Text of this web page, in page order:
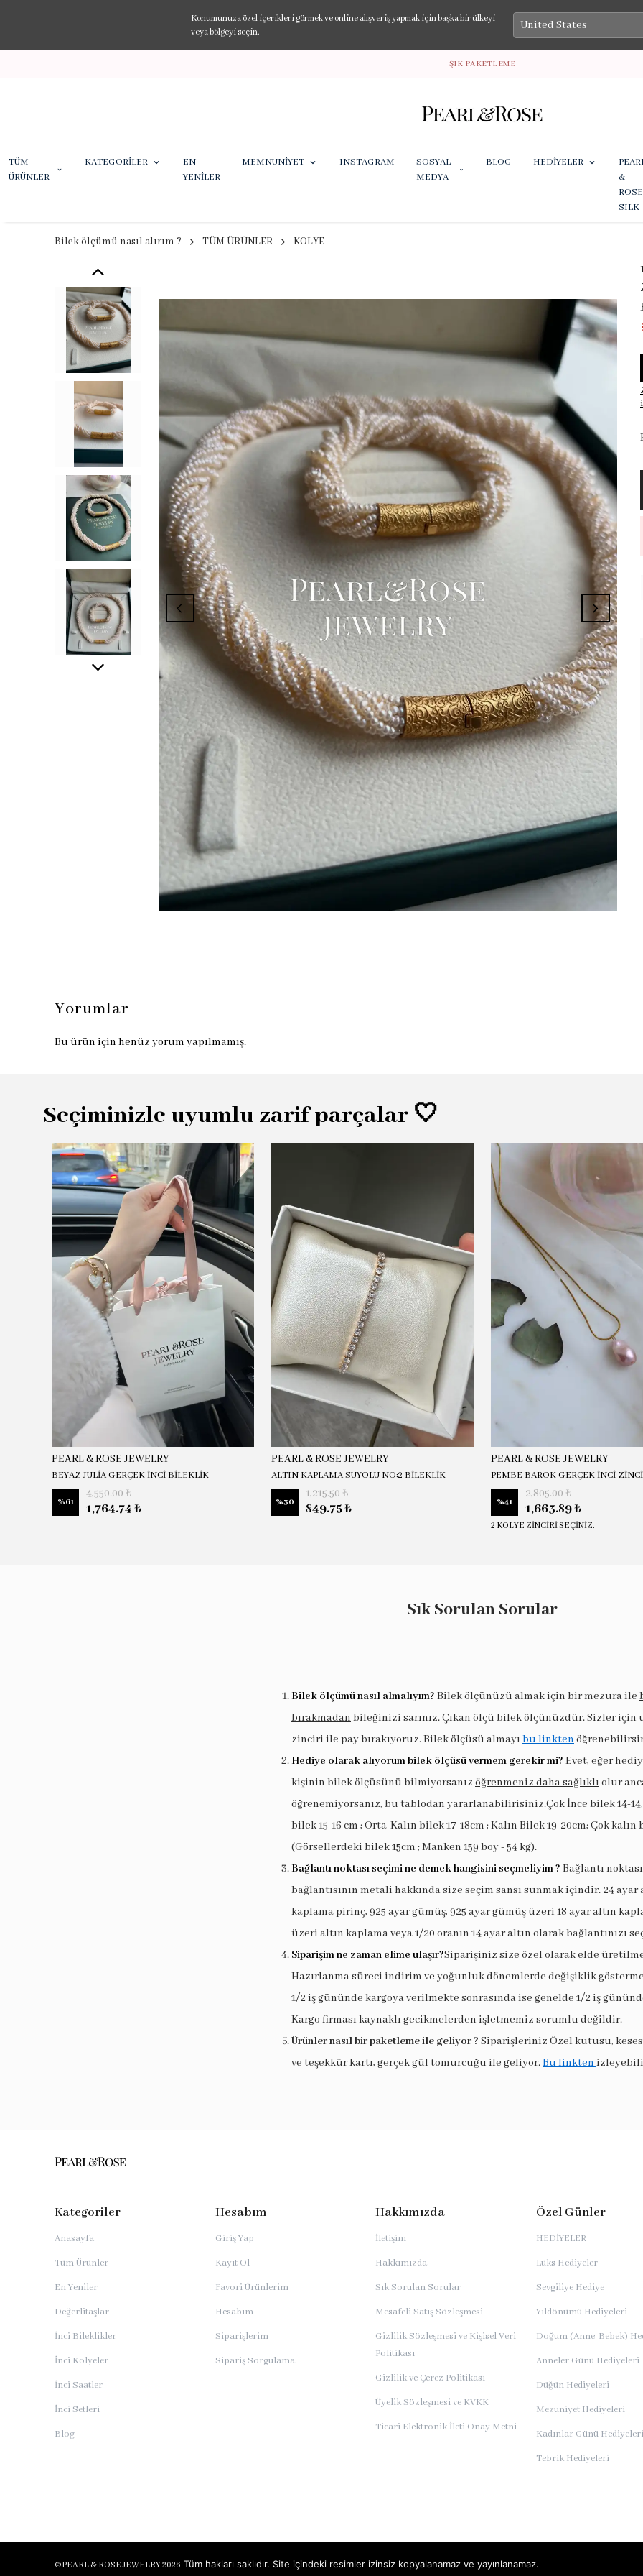
Konumunuza özel içerikleri görmek ve online alışveriş yapmak için başka bir ülkeyi
veya bölgeyi seçin.
ŞIK PAKETLEME
TÜM
ÜRÜNLER
KATEGORİLER
EN
YENİLER
MEMNUNİYET INSTAGRAM
SOSYAL
MEDYA
BLOG HEDİYELER
&
ROSE
SILK
Bilek ölçümü nasıl alırım ? TÜM ÜRÜNLER KOLYE
Yorumlar
Bu ürün için henüz yorum yapılmamış.
Seçiminizle uyumlu zarif parçalar 🤍
PEARL & ROSE JEWELRY
BEYAZ JULİA GERÇEK İNCİ BİLEKLİK
%61
4,550.00 ₺
1,764.74 ₺
PEARL & ROSE JEWELRY
ALTIN KAPLAMA SUYOLU NO:2 BİLEKLİK
%30
1,215.50 ₺
849.75 ₺
PEARL & ROSE JEWELRY
PEMBE BAROK GERÇEK İNCİ
%41
2,805.00 ₺
1,663.89 ₺
2 KOLYE ZİNCİRİ SEÇİNİZ.
Sık Sorulan Sorular
Bilek ölçümü nasıl almalıyım? Bilek ölçünüzü almak için bir mezura ile
bırakmadan bileğinizi sarınız. Çıkan ölçü bilek ölçünüzdür. Sizler için
zinciri ile pay bırakıyoruz. Bilek ölçüsü almayı bu linkten
Hediye olarak alıyorum bilek ölçüsü vermem gerekir mi? Evet, eğer
kişinin bilek ölçüsünü bilmiyorsanız öğrenmeniz daha sağlıklı olur
öğrenemiyorsanız, bu tablodan yararlanabilirisiniz.Çok İnce bilek 14-
bilek 15-16 cm ; Orta-Kalın bilek 17-18cm ; Kalın Bilek 19-20cm; Çok kalın
(Görsellerdeki bilek 15cm ; Manken 159 boy - 54 kg).
Bağlantı noktası seçimi ne demek hangisini seçmeliyim ? Bağlantı
bağlantısının metali hakkında size seçim sansı sunmak içindir. 24 ayar
kaplama pirinç, 925 ayar gümüş, 925 ayar gümüş üzeri 18 ayar altın
üzeri altın kaplama veya 1/20 oranın 14 ayar altın olarak bağlantınızı
Siparişim ne zaman elime ulaşır?Siparişiniz size özel olarak elde
Hazırlanma süreci indirim ve yoğunluk dönemlerde değişiklik
1/2 iş gününde kargoya verilmekte sonrasında ise genelde 1/2 iş
Kargo firması kaynaklı gecikmelerden işletmemiz sorumlu değildir.
Ürünler nasıl bir paketleme ile geliyor ? Siparişleriniz Özel kutusu,
ve teşekkür kartı, gerçek gül tomurcuğu ile geliyor.Bu linkten
Kategoriler
Anasayfa
Tüm Ürünler
En Yeniler
Değerlitaşlar
İnci Bileklikler
İnci Kolyeler
İnci Saatler
İnci Setleri
Blog
Hesabım
Giriş Yap
Kayıt Ol
Favori Ürünlerim
Hesabım
Siparişlerim
Sipariş Sorgulama
Hakkımızda
İletişim
Hakkımızda
Sık Sorulan Sorular
Mesafeli Satış Sözleşmesi
Gizlilik Sözleşmesi ve Kişisel Veri
Politikası
Gizlilik ve Çerez Politikası
Üyelik Sözleşmesi ve KVKK
Ticari Elektronik İleti Onay Metni
Özel Günler
HEDİYELER
Lüks Hediyeler
Sevgiliye Hediye
Yıldönümü Hediyeleri
Doğum (Anne-Bebek)
Anneler Günü Hediyeleri
Düğün Hediyeleri
Mezuniyet Hediyeleri
Kadınlar Günü Hediyeleri
Tebrik Hediyeleri
©PEARL & ROSE JEWELRY 2026 Tüm hakları saklıdır. Site içindeki resimler izinsiz kopyalanamaz ve yayınlanamaz.